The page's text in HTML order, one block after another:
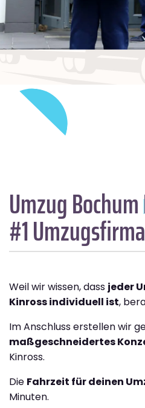
Umzug Bochum
#1 Umzugsfirma
Weil wir wissen, dass jeder
Kinross individuell ist,
Im Anschluss erstellen wir
maßgeschneidertes
Kinross.
Die Fahrzeit für deinen
Minuten.